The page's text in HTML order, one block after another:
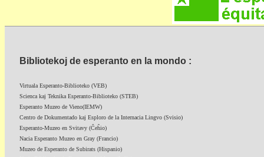
Bibliotekoj de esperanto en la mondo :
Virtuala Esperanto-Biblioteko (VEB)
Scienca kaj Teknika Esperanto-Biblioteko (STEB)
Esperanto Muzeo de Vieno(IEMW)
Centro de Dokumentado kaj Esploro de la Internacia Lingvo (Svisio)
Esperanto-Muzeo en Svitavy (Ĉeĥio)
Nacia Esperanto Muzeo en Gray (Francio)
Muzeo de Esperanto de Subirats (Hispanio)